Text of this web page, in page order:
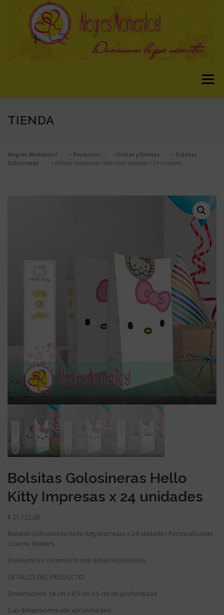
Menú
TIENDA
SERVICIOS VIDEO GALERIA BLOG
TIENDA
Alegres Momentos! > Productos > Fiestas y Eventos > Bolsitas
Golosineras
> Bolsitas Golosineras Hello Kitty Impresas x 24 unidades
Bolsitas Golosineras Hello
Kitty Impresas x 24 unidades
$ 21.122,00
Bolsitas Golosineras Hello Kitty Impresas x 24 unidades Personalizadas
c/cierre Stickers
Diseñamos y creamos lo que estas necesitando.
DETALLES DEL PRODUCTO:
Dimensiones: 18 cm x 9,5 cm x 5 cm de profundidad
(Las dimensiones son aproximadas)